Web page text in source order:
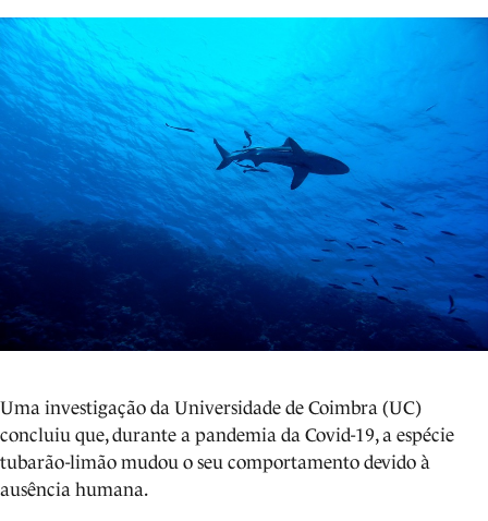
Uma investigação da Universidade de Coimbra (UC)
concluiu que, durante a pandemia da Covid-19, a espécie
tubarão-limão mudou o seu comportamento devido à
ausência humana.